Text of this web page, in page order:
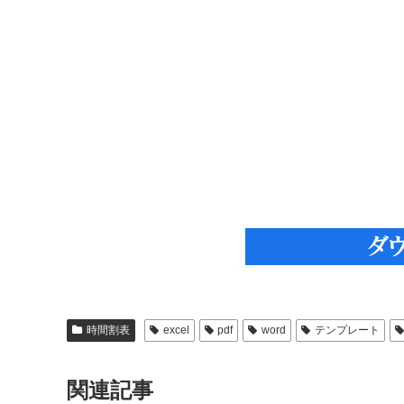
時間割表 excel pdf word テンプレート
関連記事